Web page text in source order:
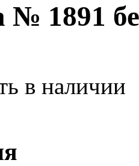
1891
в наличии